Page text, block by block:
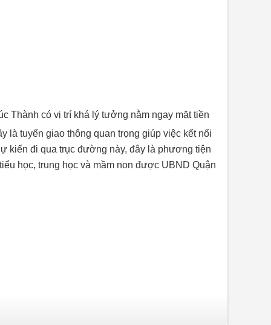
Thành có vị trí khá lý tưởng nằm ngay mặt tiền
là tuyến giao thông quan trọng giúp việc kết nối
kiến đi qua trục đường này, đây là phương tiện
học, trung học và mầm non được UBND Quận